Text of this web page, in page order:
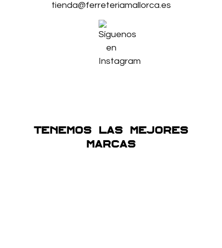
tienda@ferreteriamallorca.es
Tenemos las mejores
marcas